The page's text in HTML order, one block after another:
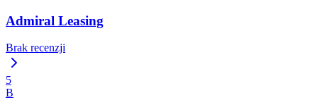
Admiral Leasing
Brak recenzji
5
B